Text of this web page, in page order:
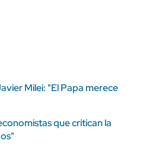
Milei: "El Papa merece
que critican la